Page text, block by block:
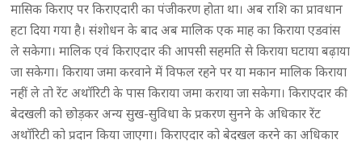
मासिक किराए पर किराएदारी का पंजीकरण होता था। अब राशि का प्रावधान
हटा दिया गया है। संशोधन के बाद अब मालिक एक माह का किराया एडवांस
ले सकेगा। मालिक एवं किराएदार की आपसी सहमति से किराया घटाया बढ़ाया
जा सकेगा। किराया जमा करवाने में विफल रहने पर या मकान मालिक किराया
नहीं ले तो रेंट अथाॅरिटी के पास किराया जमा कराया जा सकेगा। किराएदार की
बेदखली को छोड़कर अन्य सुख-सुविधा के प्रकरण सुनने के अधिकार रेंट
अथाॅरिटी को प्रदान किया जाएगा। किराएदार को बेदखल करने का अधिकार